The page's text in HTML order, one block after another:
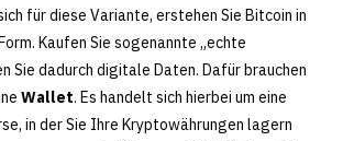
für diese Variante, erstehen Sie Bitcoin in
Kaufen Sie sogenannte „echte
Sie dadurch digitale Daten. Dafür brauchen
Wallet. Es handelt sich hierbei um eine
in der Sie Ihre Kryptowährungen lagern